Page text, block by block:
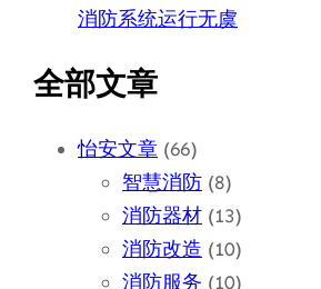
消防系统运行无虞
全部文章
怡安文章 (66)
智慧消防 (8)
消防器材 (13)
消防改造 (10)
消防服务 (10)